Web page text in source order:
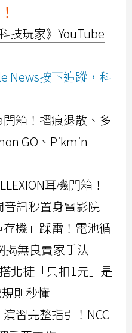
技玩家》YouTube
News按下追蹤，科
開箱！摺痕退散、多
GO、Pikmin
耳機開箱！
訊秒置身電影院
機」踩雷！電池循
揭無良賣家手法
北捷「只扣1元」是
則秒懂
習完整指引！NCC